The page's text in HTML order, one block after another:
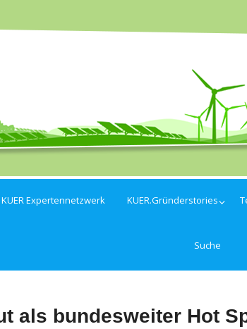
KUER Expertennetzwerk KUER.Gründerstories
Suche
als bundesweiter Hot